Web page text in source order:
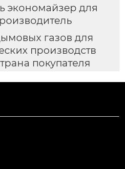
экономайзер для
газов для
производств
покупателя